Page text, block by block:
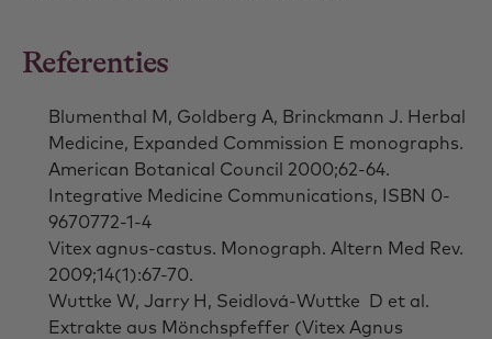
Referenties
Blumenthal M, Goldberg A, Brinckmann J. Herbal
Medicine, Expanded Commission E monographs.
American Botanical Council 2000;62-64.
Integrative Medicine Communications, ISBN 0-
9670772-1-4
Vitex agnus-castus. Monograph. Altern Med Rev.
2009;14(1):67-70.
Wuttke W, Jarry H, Seidlová-Wuttke D et al.
Extrakte aus Mönchspfeffer (Vitex Agnus